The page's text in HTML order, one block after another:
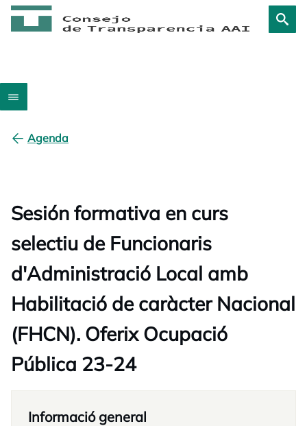
Agenda
Sesión formativa en curs
selectiu de Funcionaris
d'Administració Local amb
Habilitació de caràcter Nacional
(FHCN). Oferix Ocupació
Pública 23-24
Informació general